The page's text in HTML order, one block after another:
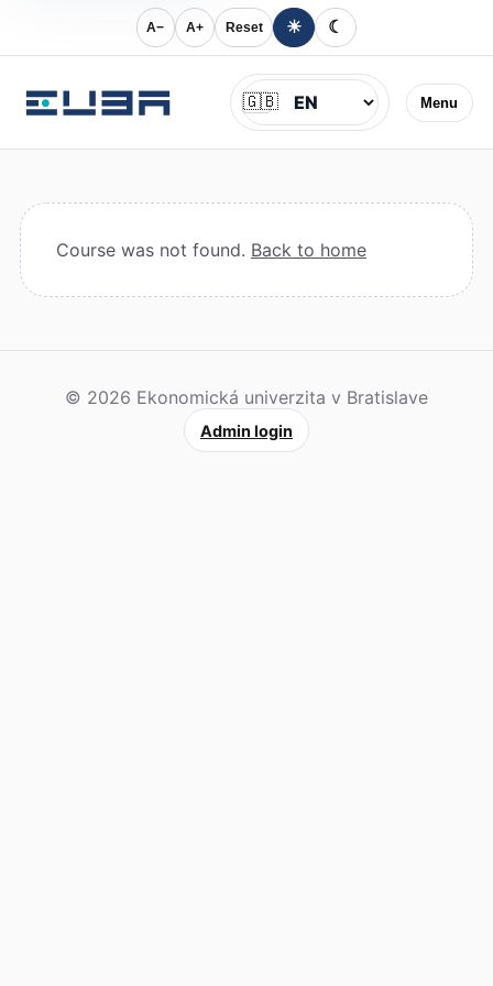
A− A+ Reset ☀ ☾
Menu
Jazyk
🇬🇧
Course was not found. Back to home
© 2026 Ekonomická univerzita v Bratislave
Admin login